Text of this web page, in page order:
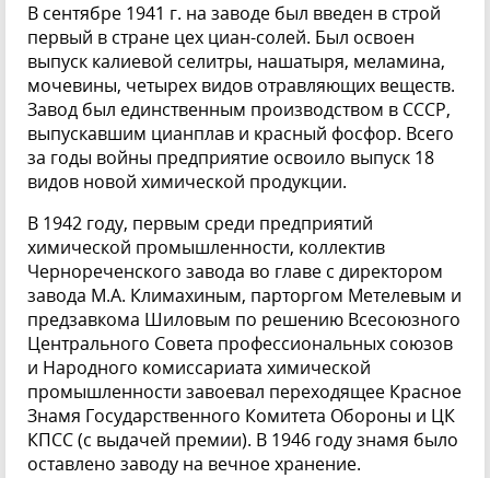
В сентябре 1941 г. на заводе был введен в строй
первый в стране цех циан-солей. Был освоен
выпуск калиевой селитры, нашатыря, меламина,
мочевины, четырех видов отравляющих веществ.
Завод был единственным производством в СССР,
выпускавшим цианплав и красный фосфор. Всего
за годы войны предприятие освоило выпуск 18
видов новой химической продукции.
В 1942 году, первым среди предприятий
химической промышленности, коллектив
Чернореченского завода во главе с директором
завода М.А. Климахиным, парторгом Метелевым и
предзавкома Шиловым по решению Всесоюзного
Центрального Совета профессиональных союзов
и Народного комиссариата химической
промышленности завоевал переходящее Красное
Знамя Государственного Комитета Обороны и ЦК
КПСС (с выдачей премии). В 1946 году знамя было
оставлено заводу на вечное хранение.